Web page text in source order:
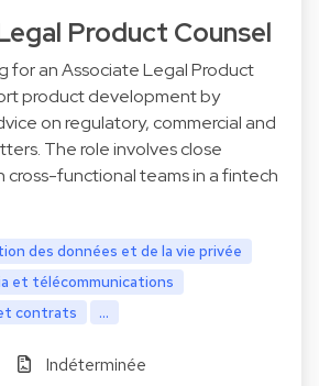
Product Counsel
for an Associate Legal Product
product development by
on regulatory, commercial and
The role involves close
cross-functional teams in a fintech
des données et de la vie privée
et télécommunications
contrats
...
Indéterminée